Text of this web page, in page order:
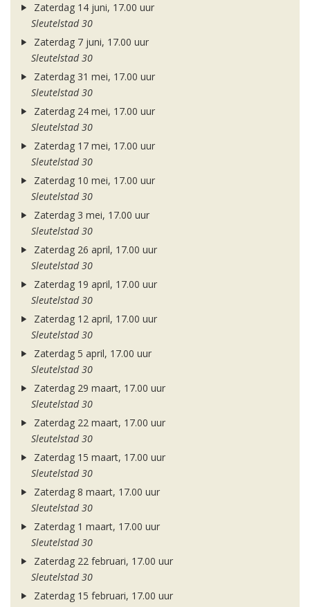
Zaterdag 14 juni, 17.00 uur
Sleutelstad 30
Zaterdag 7 juni, 17.00 uur
Sleutelstad 30
Zaterdag 31 mei, 17.00 uur
Sleutelstad 30
Zaterdag 24 mei, 17.00 uur
Sleutelstad 30
Zaterdag 17 mei, 17.00 uur
Sleutelstad 30
Zaterdag 10 mei, 17.00 uur
Sleutelstad 30
Zaterdag 3 mei, 17.00 uur
Sleutelstad 30
Zaterdag 26 april, 17.00 uur
Sleutelstad 30
Zaterdag 19 april, 17.00 uur
Sleutelstad 30
Zaterdag 12 april, 17.00 uur
Sleutelstad 30
Zaterdag 5 april, 17.00 uur
Sleutelstad 30
Zaterdag 29 maart, 17.00 uur
Sleutelstad 30
Zaterdag 22 maart, 17.00 uur
Sleutelstad 30
Zaterdag 15 maart, 17.00 uur
Sleutelstad 30
Zaterdag 8 maart, 17.00 uur
Sleutelstad 30
Zaterdag 1 maart, 17.00 uur
Sleutelstad 30
Zaterdag 22 februari, 17.00 uur
Sleutelstad 30
Zaterdag 15 februari, 17.00 uur